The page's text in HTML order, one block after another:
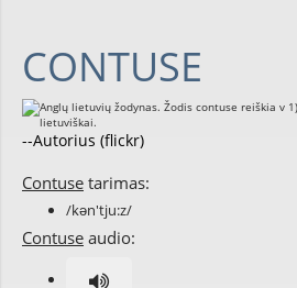
CONTUSE
--Autorius (flickr)
Contuse tarimas:
/kən'tju:z/
Contuse audio: